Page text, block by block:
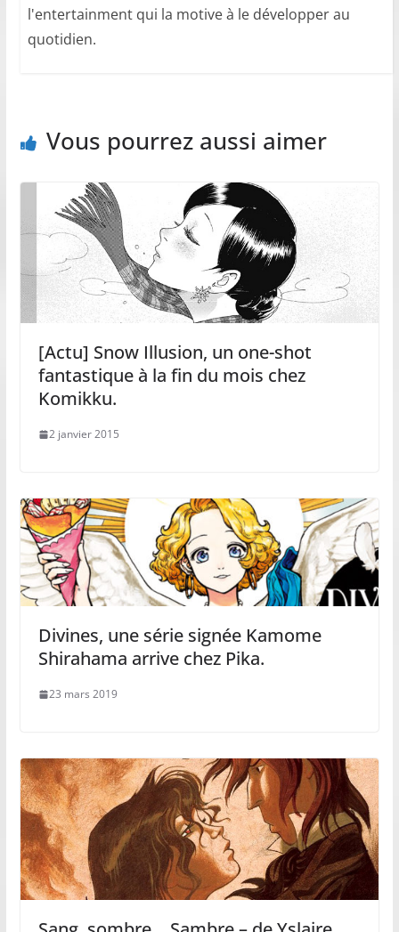
l'entertainment qui la motive à le développer au
quotidien.
Vous pourrez aussi aimer
[Actu] Snow Illusion, un one-shot
fantastique à la fin du mois chez
Komikku.
2 janvier 2015
Divines, une série signée Kamome
Shirahama arrive chez Pika.
23 mars 2019